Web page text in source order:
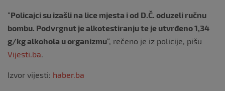
“Policajci su izašli na lice mjesta i od D.Č. oduzeli ručnu
bombu. Podvrgnut je alkotestiranju te je utvrđeno 1,34
g/kg alkohola u organizmu“, rečeno je iz policije, pišu
Vijesti.ba.
Izvor vijesti: haber.ba